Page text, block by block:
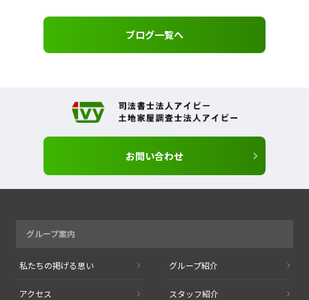
ブログ一覧へ
お問い合わせ
グループ案内
私たちの掲げる思い グループ紹介
アクセス スタッフ紹介